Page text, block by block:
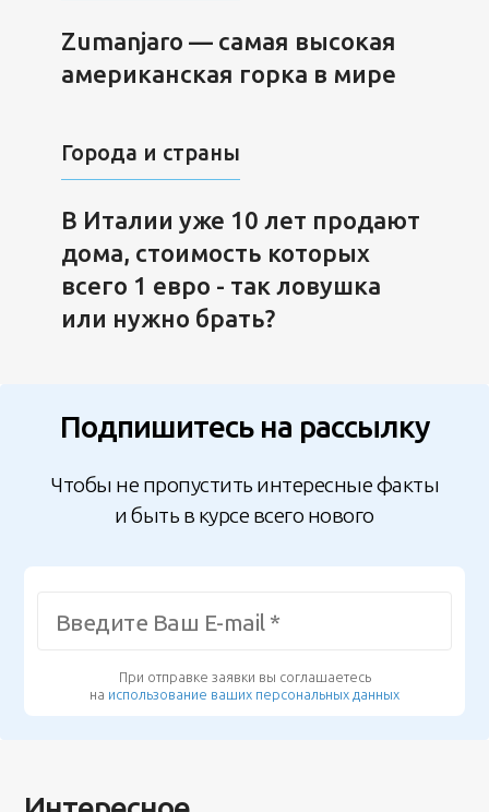
Zumanjaro — самая высокая
американская горка в мире
Города и страны
В Италии уже 10 лет продают
дома, стоимость которых
всего 1 евро - так ловушка
или нужно брать?
Подпишитесь на рассылку
Чтобы не пропустить интересные факты
и быть в курсе всего нового
При отправке заявки вы соглашаетесь
на использование ваших персональных данных